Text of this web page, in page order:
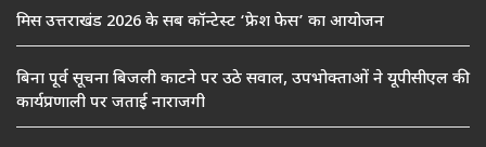
मिस उत्तराखंड 2026 के सब कॉन्टेस्ट ‘फ्रेश फेस’ का आयोजन
बिना पूर्व सूचना बिजली काटने पर उठे सवाल, उपभोक्ताओं ने यूपीसीएल की
कार्यप्रणाली पर जताई नाराजगी